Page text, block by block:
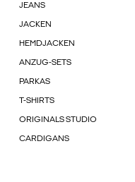
JEANS
JACKEN
HEMDJACKEN
ANZUG-SETS
PARKAS
T-SHIRTS
ORIGINALS STUDIO
CARDIGANS